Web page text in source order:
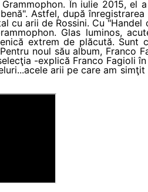
În iulie 2015,
Astfel, după
cu arii de Rossini. Cu
Glas luminos,
extrem de plăcută.
noul său album, Franco
-explică Franco Fagioli
arii pe care am